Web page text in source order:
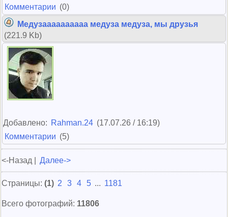
Комментарии (0)
Медузаааааааааа медуза медуза, мы друзья
(221.9 Kb)
Добавлено: Rahman.24 (17.07.26 / 16:19)
Комментарии (5)
<-Назад | Далее->
Страницы: (1) 2 3 4 5 ... 1181
Всего фотографий: 11806